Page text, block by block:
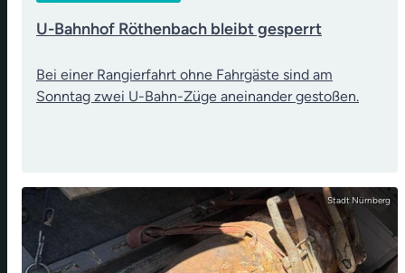
U-Bahnhof Röthenbach bleibt gesperrt
Bei einer Rangierfahrt ohne Fahrgäste sind am
Sonntag zwei U-Bahn-Züge aneinander gestoßen.
Stadt Nürnberg